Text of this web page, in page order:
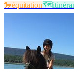
🐎​équitation🗺️​